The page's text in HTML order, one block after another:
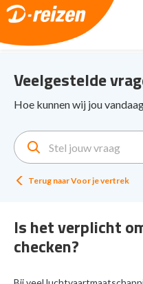
2. Paste this code immediately
Veelgestelde
Hoe kunnen wij jou
Terug naarVoor je vertrek
Is het verplicht
checken?